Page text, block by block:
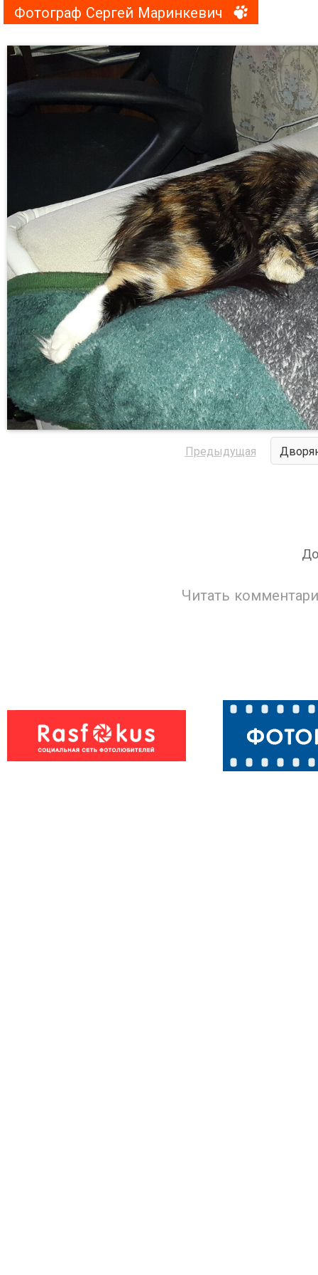
Фотограф Сергей Маринкевич
Предыдущая
Читать